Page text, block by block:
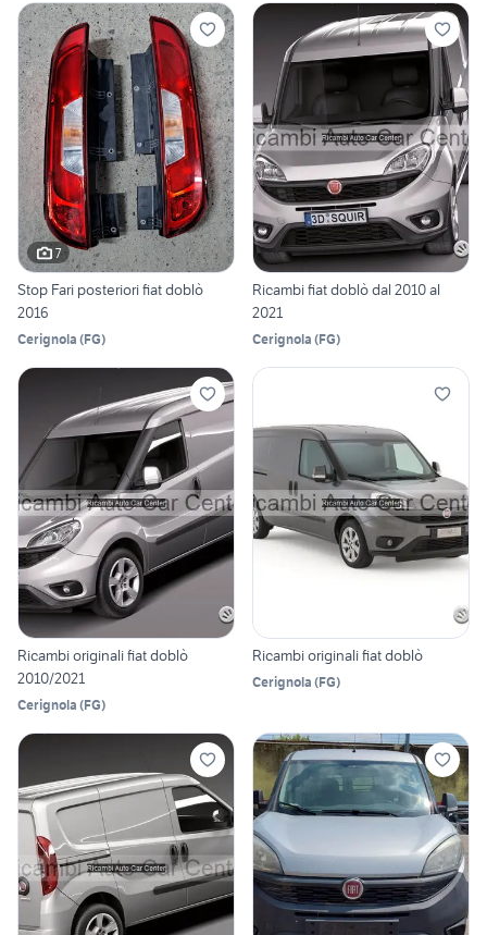
7
Stop Fari posteriori fiat doblò
2016
Cerignola (FG)
Ricambi fiat doblò dal 2010 al
2021
Cerignola (FG)
Ricambi originali fiat doblò
2010/2021
Cerignola (FG)
Ricambi originali fiat doblò
Cerignola (FG)